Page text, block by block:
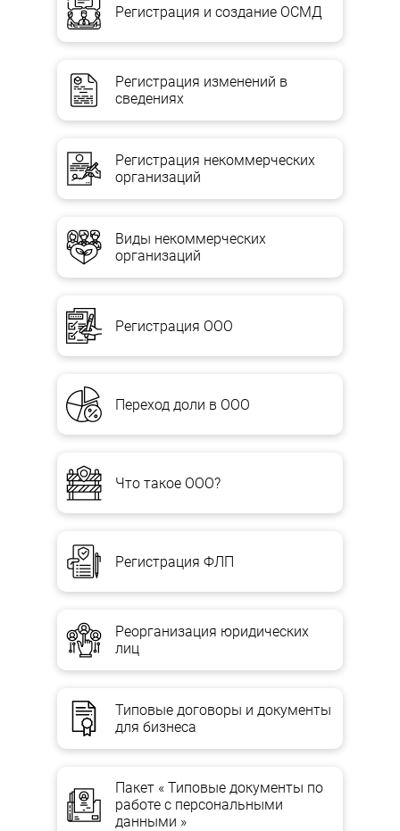
Регистрация и создание ОСМД
Регистрация изменений в
сведениях
Регистрация некоммерческих
организаций
Виды некоммерческих
организаций
Регистрация ООО
Переход доли в ООО
Что такое ООО?
Регистрация ФЛП
Реорганизация юридических
лиц
Типовые договоры и документы
для бизнеса
Пакет « Типовые документы по
работе с персональными
данными »